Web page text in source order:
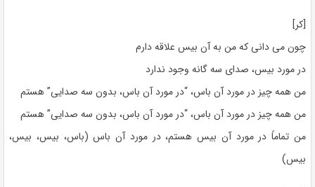
[کر]
چون می دانی که من به آن بیس علاقه دارم
در مورد بیس، صدای سه گانه وجود ندارد
من همه چیز در مورد آن باس، “در مورد آن باس، بدون سه صدایی” هستم
من همه چیز در مورد آن باس، “در مورد آن باس، بدون سه صدایی” هستم
من تماماً در مورد آن بیس هستم، در مورد آن باس (باس، بیس، بیس،
بیس)